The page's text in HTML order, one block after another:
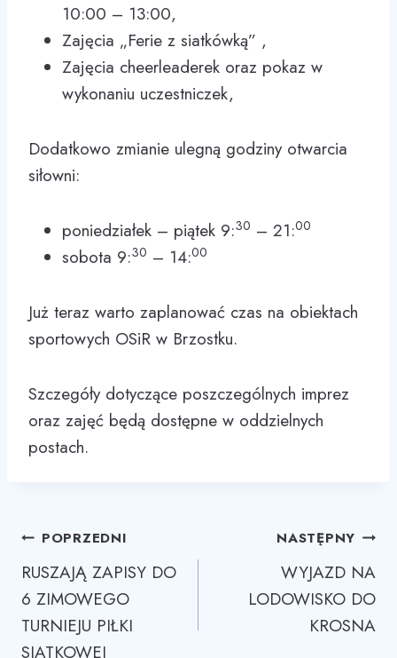
10:00 – 13:00,
Zajęcia „Ferie z siatkówką” ,
Zajęcia cheerleaderek oraz pokaz w
wykonaniu uczestniczek,
Dodatkowo zmianie ulegną godziny otwarcia
siłowni:
poniedziałek – piątek 9:30 – 21:00
sobota 9:30 – 14:00
Już teraz warto zaplanować czas na obiektach
sportowych OSiR w Brzostku.
Szczegóły dotyczące poszczególnych imprez
oraz zajęć będą dostępne w oddzielnych
postach.
Nawigacja
wpisu
POPRZEDNI
RUSZAJĄ ZAPISY DO
6 ZIMOWEGO
TURNIEJU PIŁKI
SIATKOWEJ
NASTĘPNY
WYJAZD NA
LODOWISKO DO
KROSNA